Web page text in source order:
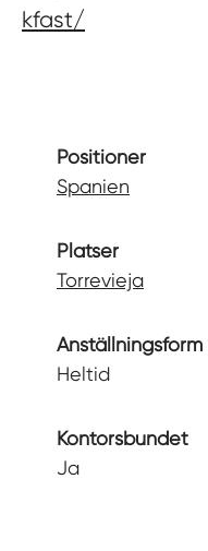
kfast/
Positioner
Spanien
Platser
Torrevieja
Anställningsform
Heltid
Kontorsbundet
Ja